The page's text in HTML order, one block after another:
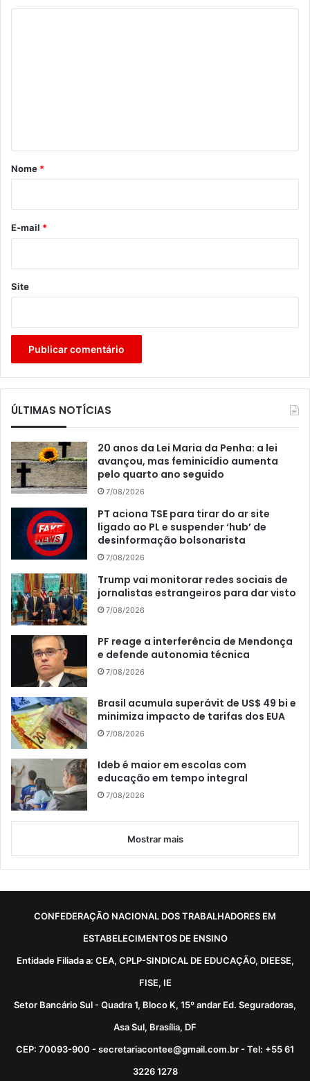
r
*
Nome *
E-mail *
Site
ÚLTIMAS NOTÍCIAS
20 anos da Lei Maria da Penha: a lei
avançou, mas feminicídio aumenta
pelo quarto ano seguido
7/08/2026
PT aciona TSE para tirar do ar site
ligado ao PL e suspender ‘hub’ de
desinformação bolsonarista
7/08/2026
Trump vai monitorar redes sociais de
jornalistas estrangeiros para dar visto
7/08/2026
PF reage a interferência de Mendonça
e defende autonomia técnica
7/08/2026
Brasil acumula superávit de US$ 49 bi e
minimiza impacto de tarifas dos EUA
7/08/2026
Ideb é maior em escolas com
educação em tempo integral
7/08/2026
Mostrar mais
CONFEDERAÇÃO NACIONAL DOS TRABALHADORES EM
ESTABELECIMENTOS DE ENSINO
Entidade Filiada a: CEA, CPLP-SINDICAL DE EDUCAÇÃO, DIEESE,
FISE, IE
Setor Bancário Sul - Quadra 1, Bloco K, 15º andar Ed. Seguradoras,
Asa Sul, Brasília, DF
CEP: 70093-900 - secretariacontee@gmail.com.br - Tel: +55 61
3226 1278